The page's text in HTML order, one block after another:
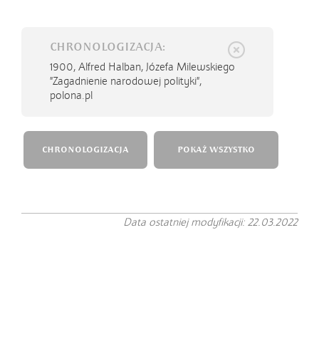
CHRONOLOGIZACJA:
1900, Alfred Halban, Józefa Milewskiego
"Zagadnienie narodowej polityki",
polona.pl
CHRONOLOGIZACJA POKAŻ WSZYSTKO
Data ostatniej modyfikacji: 22.03.2022